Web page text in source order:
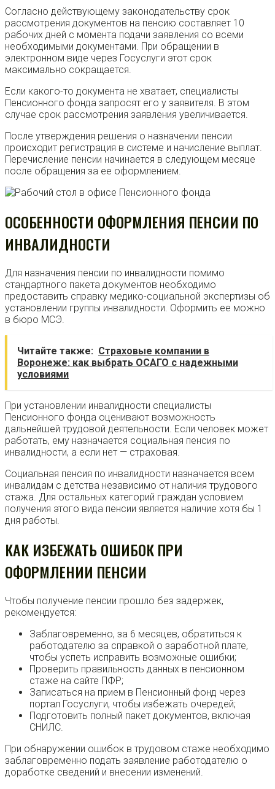
Согласно действующему законодательству срок
рассмотрения документов на пенсию составляет 10
рабочих дней с момента подачи заявления со всеми
необходимыми документами. При обращении в
электронном виде через Госуслуги этот срок
максимально сокращается.
Если какого-то документа не хватает, специалисты
Пенсионного фонда запросят его у заявителя. В этом
случае срок рассмотрения заявления увеличивается.
После утверждения решения о назначении пенсии
происходит регистрация в системе и начисление выплат.
Перечисление пенсии начинается в следующем месяце
после обращения за ее оформлением.
ОСОБЕННОСТИ ОФОРМЛЕНИЯ ПЕНСИИ ПО
ИНВАЛИДНОСТИ
Для назначения пенсии по инвалидности помимо
стандартного пакета документов необходимо
предоставить справку медико-социальной экспертизы об
установлении группы инвалидности. Оформить ее можно
в бюро МСЭ.
Читайте также: Страховые компании в
Воронеже: как выбрать ОСАГО с надежными
условиями
При установлении инвалидности специалисты
Пенсионного фонда оценивают возможность
дальнейшей трудовой деятельности. Если человек может
работать, ему назначается социальная пенсия по
инвалидности, а если нет — страховая.
Социальная пенсия по инвалидности назначается всем
инвалидам с детства независимо от наличия трудового
стажа. Для остальных категорий граждан условием
получения этого вида пенсии является наличие хотя бы 1
дня работы.
КАК ИЗБЕЖАТЬ ОШИБОК ПРИ
ОФОРМЛЕНИИ ПЕНСИИ
Чтобы получение пенсии прошло без задержек,
рекомендуется:
Заблаговременно, за 6 месяцев, обратиться к
работодателю за справкой о заработной плате,
чтобы успеть исправить возможные ошибки;
Проверить правильность данных в пенсионном
стаже на сайте ПФР;
Записаться на прием в Пенсионный фонд через
портал Госуслуги, чтобы избежать очередей;
Подготовить полный пакет документов, включая
СНИЛС.
При обнаружении ошибок в трудовом стаже необходимо
заблаговременно подать заявление работодателю о
доработке сведений и внесении изменений.